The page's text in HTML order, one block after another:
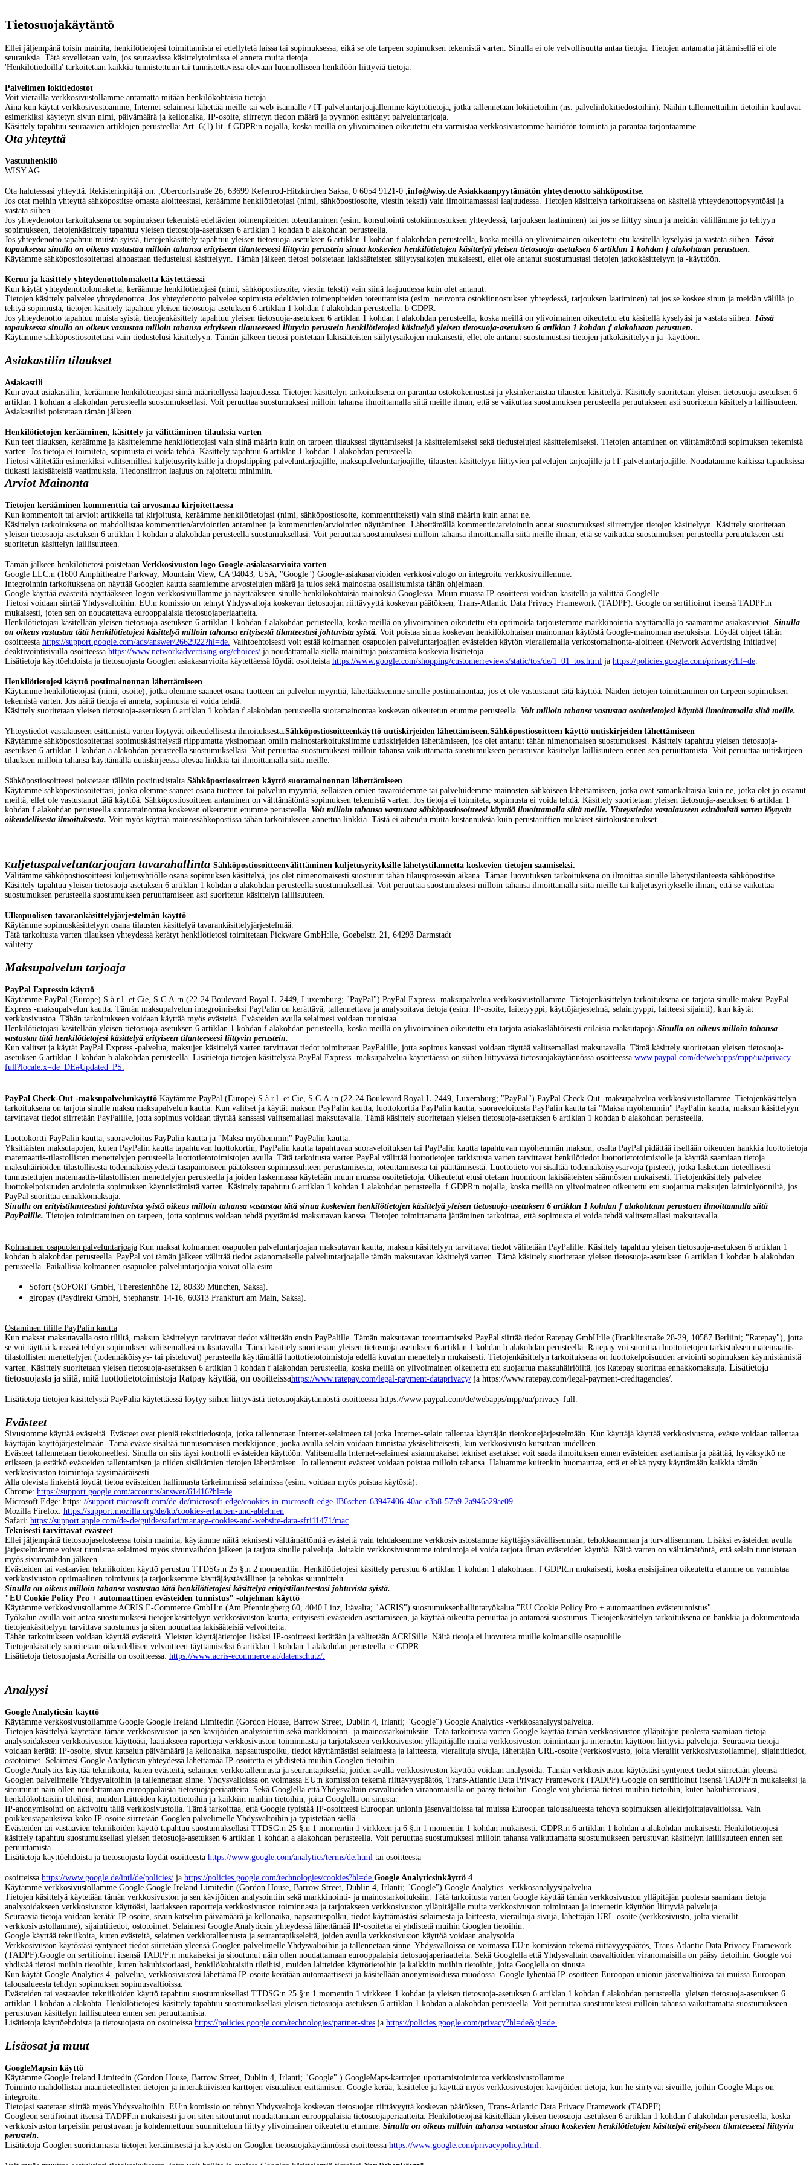
Tietosuojakäytäntö
Ellei jäljempänä toisin mainita, henkilötietojesi toimittamista ei edellytetä laissa tai sopimuksessa, eikä se ole tarpeen sopimuksen tekemistä varten. Sinulla ei ole velvollisuutta antaa tietoja. Tietojen antamatta jättämisellä ei ole
seurauksia. Tätä sovelletaan vain, jos seuraavissa käsittelytoimissa ei anneta muita tietoja.
'Henkilötiedoilla' tarkoitetaan kaikkia tunnistettuun tai tunnistettavissa olevaan luonnolliseen henkilöön liittyviä tietoja.
Palvelimen lokitiedostot
Voit vierailla verkkosivustollamme antamatta mitään henkilökohtaisia tietoja.
Aina kun käytät verkkosivustoamme, Internet-selaimesi lähettää meille tai web-isännälle / IT-palveluntarjoajallemme käyttötietoja, jotka tallennetaan lokitietoihin (ns. palvelinlokitiedostoihin). Näihin tallennettuihin tietoihin kuuluvat
esimerkiksi käytetyn sivun nimi, päivämäärä ja kellonaika, IP-osoite, siirretyn tiedon määrä ja pyynnön esittänyt palveluntarjoaja.
Käsittely tapahtuu seuraavien artiklojen perusteella: Art. 6(1) lit. f GDPR:n nojalla, koska meillä on ylivoimainen oikeutettu etu varmistaa verkkosivustomme häiriötön toiminta ja parantaa tarjontaamme.
Ota yhteyttä
Vastuuhenkilö
WISY AG
Ota halutessasi yhteyttä. Rekisterinpitäjä on: ,Oberdorfstraße 26, 63699 Kefenrod-Hitzkirchen Saksa, 0 6054 9121-0 ,info@wisy.de Asiakkaanpyytämätön yhteydenotto sähköpostitse.
Jos otat meihin yhteyttä sähköpostitse omasta aloitteestasi, keräämme henkilötietojasi (nimi, sähköpostiosoite, viestin teksti) vain ilmoittamassasi laajuudessa. Tietojen käsittelyn tarkoituksena on käsitellä yhteydenottopyyntöäsi ja
vastata siihen.
Jos yhteydenoton tarkoituksena on sopimuksen tekemistä edeltävien toimenpiteiden toteuttaminen (esim. konsultointi ostokiinnostuksen yhteydessä, tarjouksen laatiminen) tai jos se liittyy sinun ja meidän välillämme jo tehtyyn
sopimukseen, tietojenkäsittely tapahtuu yleisen tietosuoja-asetuksen 6 artiklan 1 kohdan b alakohdan perusteella.
Jos yhteydenotto tapahtuu muista syistä, tietojenkäsittely tapahtuu yleisen tietosuoja-asetuksen 6 artiklan 1 kohdan f alakohdan perusteella, koska meillä on ylivoimainen oikeutettu etu käsitellä kyselyäsi ja vastata siihen. Tässä
tapauksessa sinulla on oikeus vastustaa milloin tahansa erityiseen tilanteeseesi liittyvin perustein sinua koskevien henkilötietojen käsittelyä yleisen tietosuoja-asetuksen 6 artiklan 1 kohdan f alakohtaan perustuen.
Käytämme sähköpostiosoitettasi ainoastaan tiedustelusi käsittelyyn. Tämän jälkeen tietosi poistetaan lakisääteisten säilytysaikojen mukaisesti, ellet ole antanut suostumustasi tietojen jatkokäsittelyyn ja -käyttöön.
Keruu ja käsittely yhteydenottolomaketta käytettäessä
Kun käytät yhteydenottolomaketta, keräämme henkilötietojasi (nimi, sähköpostiosoite, viestin teksti) vain siinä laajuudessa kuin olet antanut.
Tietojen käsittely palvelee yhteydenottoa. Jos yhteydenotto palvelee sopimusta edeltävien toimenpiteiden toteuttamista (esim. neuvonta ostokiinnostuksen yhteydessä, tarjouksen laatiminen) tai jos se koskee sinun ja meidän välillä jo
tehtyä sopimusta, tietojen käsittely tapahtuu yleisen tietosuoja-asetuksen 6 artiklan 1 kohdan f alakohdan perusteella. b GDPR.
Jos yhteydenotto tapahtuu muista syistä, tietojenkäsittely tapahtuu yleisen tietosuoja-asetuksen 6 artiklan 1 kohdan f alakohdan perusteella, koska meillä on ylivoimainen oikeutettu etu käsitellä kyselyäsi ja vastata siihen. Tässä
tapauksessa sinulla on oikeus vastustaa milloin tahansa erityiseen tilanteeseesi liittyvin perustein henkilötietojesi käsittelyä yleisen tietosuoja-asetuksen 6 artiklan 1 kohdan f alakohtaan perustuen.
Käytämme sähköpostiosoitettasi vain tiedustelusi käsittelyyn. Tämän jälkeen tietosi poistetaan lakisääteisten säilytysaikojen mukaisesti, ellet ole antanut suostumustasi tietojen jatkokäsittelyyn ja -käyttöön.
Asiakastilin tilaukset
Asiakastili
Kun avaat asiakastilin, keräämme henkilötietojasi siinä määritellyssä laajuudessa. Tietojen käsittelyn tarkoituksena on parantaa ostokokemustasi ja yksinkertaistaa tilausten käsittelyä. Käsittely suoritetaan yleisen tietosuoja-asetuksen 6
artiklan 1 kohdan a alakohdan perusteella suostumuksellasi. Voit peruuttaa suostumuksesi milloin tahansa ilmoittamalla siitä meille ilman, että se vaikuttaa suostumuksen perusteella peruutukseen asti suoritetun käsittelyn laillisuuteen.
Asiakastilisi poistetaan tämän jälkeen.
Henkilötietojen kerääminen, käsittely ja välittäminen tilauksia varten
Kun teet tilauksen, keräämme ja käsittelemme henkilötietojasi vain siinä määrin kuin on tarpeen tilauksesi täyttämiseksi ja käsittelemiseksi sekä tiedustelujesi käsittelemiseksi. Tietojen antaminen on välttämätöntä sopimuksen tekemistä
varten. Jos tietoja ei toimiteta, sopimusta ei voida tehdä. Käsittely tapahtuu 6 artiklan 1 kohdan 1 alakohdan perusteella.
Tietosi välitetään esimerkiksi valitsemillesi kuljetusyrityksille ja dropshipping-palveluntarjoajille, maksupalveluntarjoajille, tilausten käsittelyyn liittyvien palvelujen tarjoajille ja IT-palveluntarjoajille. Noudatamme kaikissa tapauksissa
tiukasti lakisääteisiä vaatimuksia. Tiedonsiirron laajuus on rajoitettu minimiin.
Arviot Mainonta
Tietojen kerääminen kommenttia tai arvosanaa kirjoitettaessa
Kun kommentoit tai arvioit artikkelia tai kirjoitusta, keräämme henkilötietojasi (nimi, sähköpostiosoite, kommenttiteksti) vain siinä määrin kuin annat ne.
Käsittelyn tarkoituksena on mahdollistaa kommenttien/arviointien antaminen ja kommenttien/arviointien näyttäminen. Lähettämällä kommentin/arvioinnin annat suostumuksesi siirrettyjen tietojen käsittelyyn. Käsittely suoritetaan
yleisen tietosuoja-asetuksen 6 artiklan 1 kohdan a alakohdan perusteella suostumuksellasi. Voit peruuttaa suostumuksesi milloin tahansa ilmoittamalla siitä meille ilman, että se vaikuttaa suostumuksen perusteella peruutukseen asti
suoritetun käsittelyn laillisuuteen.
Tämän jälkeen henkilötietosi poistetaan.Verkkosivuston logo Google-asiakasarvioita varten.
Google LLC:n (1600 Amphitheatre Parkway, Mountain View, CA 94043, USA; "Google") Google-asiakasarvioiden verkkosivulogo on integroitu verkkosivuillemme.
Integroinnin tarkoituksena on näyttää Googlen kautta saamiemme arvostelujen määrä ja tulos sekä mainostaa osallistumista tähän ohjelmaan.
Google käyttää evästeitä näyttääkseen logon verkkosivuillamme ja näyttääkseen sinulle henkilökohtaisia mainoksia Googlessa. Muun muassa IP-osoitteesi voidaan käsitellä ja välittää Googlelle.
Tietosi voidaan siirtää Yhdysvaltoihin. EU:n komissio on tehnyt Yhdysvaltoja koskevan tietosuojan riittävyyttä koskevan päätöksen, Trans-Atlantic Data Privacy Framework (TADPF). Google on sertifioinut itsensä TADPF:n
mukaisesti, joten sen on noudatettava eurooppalaisia tietosuojaperiaatteita.
Henkilötietojasi käsitellään yleisen tietosuoja-asetuksen 6 artiklan 1 kohdan f alakohdan perusteella, koska meillä on ylivoimainen oikeutettu etu optimoida tarjoustemme markkinointia näyttämällä jo saamamme asiakasarviot. Sinulla
on oikeus vastustaa tätä henkilötietojesi käsittelyä milloin tahansa erityisestä tilanteestasi johtuvista syistä. Voit poistaa sinua koskevan henkilökohtaisen mainonnan käytöstä Google-mainonnan asetuksista. Löydät ohjeet tähän
osoitteesta https://support.google.com/ads/answer/2662922?hl=de. Vaihtoehtoisesti voit estää kolmannen osapuolen palveluntarjoajien evästeiden käytön vierailemalla verkostomainonta-aloitteen (Network Advertising Initiative)
deaktivointisivulla osoitteessa https://www.networkadvertising.org/choices/ ja noudattamalla siellä mainittuja poistamista koskevia lisätietoja.
Lisätietoja käyttöehdoista ja tietosuojasta Googlen asiakasarvioita käytettäessä löydät osoitteista https://www.google.com/shopping/customerreviews/static/tos/de/1_01_tos.html ja https://policies.google.com/privacy?hl=de.
Henkilötietojesi käyttö postimainonnan lähettämiseen
Käytämme henkilötietojasi (nimi, osoite), jotka olemme saaneet osana tuotteen tai palvelun myyntiä, lähettääksemme sinulle postimainontaa, jos et ole vastustanut tätä käyttöä. Näiden tietojen toimittaminen on tarpeen sopimuksen
tekemistä varten. Jos näitä tietoja ei anneta, sopimusta ei voida tehdä.
Käsittely suoritetaan yleisen tietosuoja-asetuksen 6 artiklan 1 kohdan f alakohdan perusteella suoramainontaa koskevan oikeutetun etumme perusteella. Voit milloin tahansa vastustaa osoitetietojesi käyttöä ilmoittamalla siitä meille.
Yhteystiedot vastalauseen esittämistä varten löytyvät oikeudellisesta ilmoituksesta.Sähköpostiosoitteenkäyttö uutiskirjeiden lähettämiseen.Sähköpostiosoitteen käyttö uutiskirjeiden lähettämiseen
Käytämme sähköpostiosoitettasi sopimuskäsittelystä riippumatta yksinomaan omiin mainostarkoituksiimme uutiskirjeiden lähettämiseen, jos olet antanut tähän nimenomaisen suostumuksesi. Käsittely tapahtuu yleisen tietosuoja-
asetuksen 6 artiklan 1 kohdan a alakohdan perusteella suostumuksellasi. Voit peruuttaa suostumuksesi milloin tahansa vaikuttamatta suostumukseen perustuvan käsittelyn laillisuuteen ennen sen peruuttamista. Voit peruuttaa uutiskirjeen
tilauksen milloin tahansa käyttämällä uutiskirjeessä olevaa linkkiä tai ilmoittamalla siitä meille.
Sähköpostiosoitteesi poistetaan tällöin postituslistalta.Sähköpostiosoitteen käyttö suoramainonnan lähettämiseen
Käytämme sähköpostiosoitettasi, jonka olemme saaneet osana tuotteen tai palvelun myyntiä, sellaisten omien tavaroidemme tai palveluidemme mainosten sähköiseen lähettämiseen, jotka ovat samankaltaisia kuin ne, jotka olet jo ostanut
meiltä, ellet ole vastustanut tätä käyttöä. Sähköpostiosoitteen antaminen on välttämätöntä sopimuksen tekemistä varten. Jos tietoja ei toimiteta, sopimusta ei voida tehdä. Käsittely suoritetaan yleisen tietosuoja-asetuksen 6 artiklan 1
kohdan f alakohdan perusteella suoramainontaa koskevan oikeutetun etumme perusteella. Voit milloin tahansa vastustaa sähköpostiosoitteesi käyttöä ilmoittamalla siitä meille. Yhteystiedot vastalauseen esittämistä varten löytyvät
oikeudellisesta ilmoituksesta. Voit myös käyttää mainossähköpostissa tähän tarkoitukseen annettua linkkiä. Tästä ei aiheudu muita kustannuksia kuin perustariffien mukaiset siirtokustannukset.
Kuljetuspalveluntarjoajan tavarahallinta Sähköpostiosoitteenvälittäminen kuljetusyrityksille lähetystilannetta koskevien tietojen saamiseksi.
Välitämme sähköpostiosoitteesi kuljetusyhtiölle osana sopimuksen käsittelyä, jos olet nimenomaisesti suostunut tähän tilausprosessin aikana. Tämän luovutuksen tarkoituksena on ilmoittaa sinulle lähetystilanteesta sähköpostitse.
Käsittely tapahtuu yleisen tietosuoja-asetuksen 6 artiklan 1 kohdan a alakohdan perusteella suostumuksellasi. Voit peruuttaa suostumuksesi milloin tahansa ilmoittamalla siitä meille tai kuljetusyritykselle ilman, että se vaikuttaa
suostumuksen perusteella suostumuksen peruuttamiseen asti suoritetun käsittelyn laillisuuteen.
Ulkopuolisen tavarankäsittelyjärjestelmän käyttö
Käytämme sopimuskäsittelyyn osana tilausten käsittelyä tavarankäsittelyjärjestelmää.
Tätä tarkoitusta varten tilauksen yhteydessä kerätyt henkilötietosi toimitetaan Pickware GmbH:lle, Goebelstr. 21, 64293 Darmstadt
välitetty.
Maksupalvelun tarjoaja
PayPal Expressin käyttö
Käytämme PayPal (Europe) S.à.r.l. et Cie, S.C.A.:n (22-24 Boulevard Royal L-2449, Luxemburg; "PayPal") PayPal Express -maksupalvelua verkkosivustollamme. Tietojenkäsittelyn tarkoituksena on tarjota sinulle maksu PayPal
Express -maksupalvelun kautta. Tämän maksupalvelun integroimiseksi PayPalin on kerättävä, tallennettava ja analysoitava tietoja (esim. IP-osoite, laitetyyppi, käyttöjärjestelmä, selaintyyppi, laitteesi sijainti), kun käytät
verkkosivustoa. Tähän tarkoitukseen voidaan käyttää myös evästeitä. Evästeiden avulla selaimesi voidaan tunnistaa.
Henkilötietojasi käsitellään yleisen tietosuoja-asetuksen 6 artiklan 1 kohdan f alakohdan perusteella, koska meillä on ylivoimainen oikeutettu etu tarjota asiakaslähtöisesti erilaisia maksutapoja.Sinulla on oikeus milloin tahansa
vastustaa tätä henkilötietojesi käsittelyä erityiseen tilanteeseesi liittyvin perustein.
Kun valitset ja käytät PayPal Express -palvelua, maksujen käsittelyä varten tarvittavat tiedot toimitetaan PayPalille, jotta sopimus kanssasi voidaan täyttää valitsemallasi maksutavalla. Tämä käsittely suoritetaan yleisen tietosuoja-
asetuksen 6 artiklan 1 kohdan b alakohdan perusteella. Lisätietoja tietojen käsittelystä PayPal Express -maksupalvelua käytettäessä on siihen liittyvässä tietosuojakäytännössä osoitteessa www.paypal.com/de/webapps/mpp/ua/privacy-
full?locale.x=de_DE#Updated_PS.
PayPal Check-Out -maksupalvelunkäyttö Käytämme PayPal (Europe) S.à.r.l. et Cie, S.C.A.:n (22-24 Boulevard Royal L-2449, Luxemburg; "PayPal") PayPal Check-Out -maksupalvelua verkkosivustollamme. Tietojenkäsittelyn
tarkoituksena on tarjota sinulle maksu maksupalvelun kautta. Kun valitset ja käytät maksun PayPalin kautta, luottokorttia PayPalin kautta, suoraveloitusta PayPalin kautta tai "Maksa myöhemmin" PayPalin kautta, maksun käsittelyyn
tarvittavat tiedot siirretään PayPalille, jotta sopimus voidaan täyttää kanssasi valitsemallasi maksutavalla. Tämä käsittely suoritetaan yleisen tietosuoja-asetuksen 6 artiklan 1 kohdan b alakohdan perusteella.
Luottokortti PayPalin kautta, suoraveloitus PayPalin kautta ja "Maksa myöhemmin" PayPalin kautta.
Yksittäisten maksutapojen, kuten PayPalin kautta tapahtuvan luottokortin, PayPalin kautta tapahtuvan suoraveloituksen tai PayPalin kautta tapahtuvan myöhemmän maksun, osalta PayPal pidättää itsellään oikeuden hankkia luottotietoja
matemaattis-tilastollisten menettelyjen perusteella luottotietotoimistojen avulla. Tätä tarkoitusta varten PayPal välittää luottotietojen tarkistusta varten tarvittavat henkilötiedot luottotietotoimistolle ja käyttää saamiaan tietoja
maksuhäiriöiden tilastollisesta todennäköisyydestä tasapainoiseen päätökseen sopimussuhteen perustamisesta, toteuttamisesta tai päättämisestä. Luottotieto voi sisältää todennäköisyysarvoja (pisteet), jotka lasketaan tieteellisesti
tunnustettujen matemaattis-tilastollisten menettelyjen perusteella ja joiden laskennassa käytetään muun muassa osoitetietoja. Oikeutetut etusi otetaan huomioon lakisääteisten säännösten mukaisesti. Tietojenkäsittely palvelee
luottokelpoisuuden arviointia sopimuksen käynnistämistä varten. Käsittely tapahtuu 6 artiklan 1 kohdan 1 alakohdan perusteella. f GDPR:n nojalla, koska meillä on ylivoimainen oikeutettu etu suojautua maksujen laiminlyönniltä, jos
PayPal suorittaa ennakkomaksuja.
Sinulla on erityistilanteestasi johtuvista syistä oikeus milloin tahansa vastustaa tätä sinua koskevien henkilötietojen käsittelyä yleisen tietosuoja-asetuksen 6 artiklan 1 kohdan f alakohtaan perustuen ilmoittamalla siitä
PayPalille. Tietojen toimittaminen on tarpeen, jotta sopimus voidaan tehdä pyytämäsi maksutavan kanssa. Tietojen toimittamatta jättäminen tarkoittaa, että sopimusta ei voida tehdä valitsemallasi maksutavalla.
Kolmannen osapuolen palveluntarjoaja Kun maksat kolmannen osapuolen palveluntarjoajan maksutavan kautta, maksun käsittelyyn tarvittavat tiedot välitetään PayPalille. Käsittely tapahtuu yleisen tietosuoja-asetuksen 6 artiklan 1
kohdan b alakohdan perusteella. PayPal voi tämän jälkeen välittää tiedot asianomaiselle palveluntarjoajalle tämän maksutavan käsittelyä varten. Tämä käsittely suoritetaan yleisen tietosuoja-asetuksen 6 artiklan 1 kohdan b alakohdan
perusteella. Paikallisia kolmannen osapuolen palveluntarjoajia voivat olla esim.
Sofort (SOFORT GmbH, Theresienhöhe 12, 80339 München, Saksa).
giropay (Paydirekt GmbH, Stephanstr. 14-16, 60313 Frankfurt am Main, Saksa).
Ostaminen tilille PayPalin kautta
Kun maksat maksutavalla osto tililtä, maksun käsittelyyn tarvittavat tiedot välitetään ensin PayPalille. Tämän maksutavan toteuttamiseksi PayPal siirtää tiedot Ratepay GmbH:lle (Franklinstraße 28-29, 10587 Berliini; "Ratepay"), jotta
se voi täyttää kanssasi tehdyn sopimuksen valitsemallasi maksutavalla. Tämä käsittely suoritetaan yleisen tietosuoja-asetuksen 6 artiklan 1 kohdan b alakohdan perusteella. Ratepay voi suorittaa luottotietojen tarkistuksen matemaattis-
tilastollisten menettelyjen (todennäköisyys- tai pisteluvut) perusteella käyttämällä luottotietotoimistoja edellä kuvatun menettelyn mukaisesti. Tietojenkäsittelyn tarkoituksena on luottokelpoisuuden arviointi sopimuksen käynnistämistä
varten. Käsittely suoritetaan yleisen tietosuoja-asetuksen 6 artiklan 1 kohdan f alakohdan perusteella, koska meillä on ylivoimainen oikeutettu etu suojautua maksuhäiriöiltä, jos Ratepay suorittaa ennakkomaksuja. Lisätietoja
tietosuojasta ja siitä, mitä luottotietotoimistoja Ratpay käyttää, on osoitteissahttps://www.ratepay.com/legal-payment-dataprivacy/ ja https://www.ratepay.com/legal-payment-creditagencies/.
Lisätietoja tietojen käsittelystä PayPalia käytettäessä löytyy siihen liittyvästä tietosuojakäytännöstä osoitteessa https://www.paypal.com/de/webapps/mpp/ua/privacy-full.
Evästeet
Sivustomme käyttää evästeitä. Evästeet ovat pieniä tekstitiedostoja, jotka tallennetaan Internet-selaimeen tai jotka Internet-selain tallentaa käyttäjän tietokonejärjestelmään. Kun käyttäjä käyttää verkkosivustoa, eväste voidaan tallentaa
käyttäjän käyttöjärjestelmään. Tämä eväste sisältää tunnusomaisen merkkijonon, jonka avulla selain voidaan tunnistaa yksiselitteisesti, kun verkkosivusto kutsutaan uudelleen.
Evästeet tallennetaan tietokoneellesi. Sinulla on siis täysi kontrolli evästeiden käyttöön. Valitsemalla Internet-selaimesi asianmukaiset tekniset asetukset voit saada ilmoituksen ennen evästeiden asettamista ja päättää, hyväksytkö ne
erikseen ja estätkö evästeiden tallentamisen ja niiden sisältämien tietojen lähettämisen. Jo tallennetut evästeet voidaan poistaa milloin tahansa. Haluamme kuitenkin huomauttaa, että et ehkä pysty käyttämään kaikkia tämän
verkkosivuston toimintoja täysimääräisesti.
Alla olevista linkeistä löydät tietoa evästeiden hallinnasta tärkeimmissä selaimissa (esim. voidaan myös poistaa käytöstä):
Chrome: https://support.google.com/accounts/answer/61416?hl=de
Microsoft Edge: https: //support.microsoft.com/de-de/microsoft-edge/cookies-in-microsoft-edge-lB6schen-63947406-40ac-c3b8-57b9-2a946a29ae09
Mozilla Firefox: https://support.mozilla.org/de/kb/cookies-erlauben-und-ablehnen
Safari: https://support.apple.com/de-de/guide/safari/manage-cookies-and-website-data-sfri11471/mac
Teknisesti tarvittavat evästeet
Ellei jäljempänä tietosuojaselosteessa toisin mainita, käytämme näitä teknisesti välttämättömiä evästeitä vain tehdaksemme verkkosivustostamme käyttäjäystävällisemmän, tehokkaamman ja turvallisemman. Lisäksi evästeiden avulla
järjestelmämme voivat tunnistaa selaimesi myös sivunvaihdon jälkeen ja tarjota sinulle palveluja. Joitakin verkkosivustomme toimintoja ei voida tarjota ilman evästeiden käyttöä. Näitä varten on välttämätöntä, että selain tunnistetaan
myös sivunvaihdon jälkeen.
Evästeiden tai vastaavien tekniikoiden käyttö perustuu TTDSG:n 25 §:n 2 momenttiin. Henkilötietojesi käsittely perustuu 6 artiklan 1 kohdan 1 alakohtaan. f GDPR:n mukaisesti, koska ensisijainen oikeutettu etumme on varmistaa
verkkosivuston optimaalinen toimivuus ja tarjouksemme käyttäjäystävällinen ja tehokas suunnittelu.
Sinulla on oikeus milloin tahansa vastustaa tätä henkilötietojesi käsittelyä erityistilanteestasi johtuvista syistä.
"EU Cookie Policy Pro + automaattinen evästeiden tunnistus" -ohjelman käyttö
Käytämme verkkosivustollamme ACRIS E-Commerce GmbH:n (Am Pfenningberg 60, 4040 Linz, Itävalta; "ACRIS") suostumuksenhallintatyökalua "EU Cookie Policy Pro + automaattinen evästetunnistus".
Työkalun avulla voit antaa suostumuksesi tietojenkäsittelyyn verkkosivuston kautta, erityisesti evästeiden asettamiseen, ja käyttää oikeutta peruuttaa jo antamasi suostumus. Tietojenkäsittelyn tarkoituksena on hankkia ja dokumentoida
tietojenkäsittelyyn tarvittava suostumus ja siten noudattaa lakisääteisiä velvoitteita.
Tähän tarkoitukseen voidaan käyttää evästeitä. Yleisten käyttäjätietojen lisäksi IP-osoitteesi kerätään ja välitetään ACRISille. Näitä tietoja ei luovuteta muille kolmansille osapuolille.
Tietojenkäsittely suoritetaan oikeudellisen velvoitteen täyttämiseksi 6 artiklan 1 kohdan 1 alakohdan perusteella. c GDPR.
Lisätietoja tietosuojasta Acrisilla on osoitteessa: https://www.acris-ecommerce.at/datenschutz/.
Analyysi
Google Analyticsin käyttö
Käytämme verkkosivustollamme Google Google Ireland Limitedin (Gordon House, Barrow Street, Dublin 4, Irlanti; "Google") Google Analytics -verkkosanalyysipalvelua.
Tietojen käsittelyä käytetään tämän verkkosivuston ja sen kävijöiden analysointiin sekä markkinointi- ja mainostarkoituksiin. Tätä tarkoitusta varten Google käyttää tämän verkkosivuston ylläpitäjän puolesta saamiaan tietoja
analysoidakseen verkkosivuston käyttöäsi, laatiakseen raportteja verkkosivuston toiminnasta ja tarjotakseen verkkosivuston ylläpitäjälle muita verkkosivuston toimintaan ja internetin käyttöön liittyviä palveluja. Seuraavia tietoja
voidaan kerätä: IP-osoite, sivun katselun päivämäärä ja kellonaika, napsautuspolku, tiedot käyttämästäsi selaimesta ja laitteesta, vierailtuja sivuja, lähettäjän URL-osoite (verkkosivusto, jolta vierailit verkkosivustollamme), sijaintitiedot,
ostotoimet. Selaimesi Google Analyticsin yhteydessä lähettämää IP-osoitetta ei yhdistetä muihin Googlen tietoihin.
Google Analytics käyttää tekniikoita, kuten evästeitä, selaimen verkkotallennusta ja seurantapikseliä, joiden avulla verkkosivuston käyttöä voidaan analysoida. Tämän verkkosivuston käytöstäsi syntyneet tiedot siirretään yleensä
Googlen palvelimelle Yhdysvaltoihin ja tallennetaan sinne. Yhdysvalloissa on voimassa EU:n komission tekemä riittävyyspäätös, Trans-Atlantic Data Privacy Framework (TADPF).Google on sertifioinut itsensä TADPF:n mukaiseksi ja
sitoutunut näin ollen noudattamaan eurooppalaisia tietosuojaperiaatteita. Sekä Googlella että Yhdysvaltain osavaltioiden viranomaisilla on pääsy tietoihin. Google voi yhdistää tietosi muihin tietoihin, kuten hakuhistoriaasi,
henkilökohtaisiin tileihisi, muiden laitteiden käyttötietoihin ja kaikkiin muihin tietoihin, joita Googlella on sinusta.
IP-anonymisointi on aktivoitu tällä verkkosivustolla. Tämä tarkoittaa, että Google typistää IP-osoitteesi Euroopan unionin jäsenvaltioissa tai muissa Euroopan talousalueesta tehdyn sopimuksen allekirjoittajavaltioissa. Vain
poikkeustapauksissa koko IP-osoite siirretään Googlen palvelimelle Yhdysvaltoihin ja typistetään siellä.
Evästeiden tai vastaavien tekniikoiden käyttö tapahtuu suostumuksellasi TTDSG:n 25 §:n 1 momentin 1 virkkeen ja 6 §:n 1 momentin 1 kohdan mukaisesti. GDPR:n 6 artiklan 1 kohdan a alakohdan mukaisesti. Henkilötietojesi
käsittely tapahtuu suostumuksellasi yleisen tietosuoja-asetuksen 6 artiklan 1 kohdan a alakohdan perusteella. Voit peruuttaa suostumuksesi milloin tahansa vaikuttamatta suostumukseen perustuvan käsittelyn laillisuuteen ennen sen
peruuttamista.
Lisätietoja käyttöehdoista ja tietosuojasta löydät osoitteesta https://www.google.com/analytics/terms/de.html tai osoitteesta
osoitteissa https://www.google.de/intl/de/policies/ ja https://policies.google.com/technologies/cookies?hl=de.Google Analyticsinkäyttö 4
Käytämme verkkosivustollamme Google Google Ireland Limitedin (Gordon House, Barrow Street, Dublin 4, Irlanti; "Google") Google Analytics -verkkosanalyysipalvelua.
Tietojen käsittelyä käytetään tämän verkkosivuston ja sen kävijöiden analysointiin sekä markkinointi- ja mainostarkoituksiin. Tätä tarkoitusta varten Google käyttää tämän verkkosivuston ylläpitäjän puolesta saamiaan tietoja
analysoidakseen verkkosivuston käyttöäsi, laatiakseen raportteja verkkosivuston toiminnasta ja tarjotakseen verkkosivuston ylläpitäjälle muita verkkosivuston toimintaan ja internetin käyttöön liittyviä palveluja.
Seuraavia tietoja voidaan kerätä: IP-osoite, sivun katselun päivämäärä ja kellonaika, napsautuspolku, tiedot käyttämästäsi selaimesta ja laitteesta, vierailtuja sivuja, lähettäjän URL-osoite (verkkosivusto, jolta vierailit
verkkosivustollamme), sijaintitiedot, ostotoimet. Selaimesi Google Analyticsin yhteydessä lähettämää IP-osoitetta ei yhdistetä muihin Googlen tietoihin.
Google käyttää tekniikoita, kuten evästeitä, selaimen verkkotallennusta ja seurantapikseleitä, joiden avulla verkkosivuston käyttöä voidaan analysoida.
Verkkosivuston käytöstäsi syntyneet tiedot siirretään yleensä Googlen palvelimelle Yhdysvaltoihin ja tallennetaan sinne. Yhdysvalloissa on voimassa EU:n komission tekemä riittävyyspäätös, Trans-Atlantic Data Privacy Framework
(TADPF).Google on sertifioinut itsensä TADPF:n mukaiseksi ja sitoutunut näin ollen noudattamaan eurooppalaisia tietosuojaperiaatteita. Sekä Googlella että Yhdysvaltain osavaltioiden viranomaisilla on pääsy tietoihin. Google voi
yhdistää tietosi muihin tietoihin, kuten hakuhistoriaasi, henkilökohtaisiin tileihisi, muiden laitteiden käyttötietoihin ja kaikkiin muihin tietoihin, joita Googlella on sinusta.
Kun käytät Google Analytics 4 -palvelua, verkkosivustosi lähettämä IP-osoite kerätään automaattisesti ja käsitellään anonymisoidussa muodossa. Google lyhentää IP-osoitteen Euroopan unionin jäsenvaltioissa tai muissa Euroopan
talousalueesta tehdyn sopimuksen sopimusvaltioissa.
Evästeiden tai vastaavien tekniikoiden käyttö tapahtuu suostumuksellasi TTDSG:n 25 §:n 1 momentin 1 virkkeen 1 kohdan ja yleisen tietosuoja-asetuksen 6 artiklan 1 kohdan f alakohdan perusteella. yleisen tietosuoja-asetuksen 6
artiklan 1 kohdan a alakohta. Henkilötietojesi käsittely tapahtuu suostumuksellasi yleisen tietosuoja-asetuksen 6 artiklan 1 kohdan a alakohdan perusteella. Voit peruuttaa suostumuksesi milloin tahansa vaikuttamatta suostumukseen
perustuvan käsittelyn laillisuuteen ennen sen peruuttamista.
Lisätietoja käyttöehdoista ja tietosuojasta on osoitteissa https://policies.google.com/technologies/partner-sites ja https://policies.google.com/privacy?hl=de&gl=de.
Lisäosat ja muut
GoogleMapsin käyttö
Käytämme Google Ireland Limitedin (Gordon House, Barrow Street, Dublin 4, Irlanti; "Google" ) GoogleMaps-karttojen upottamistoimintoa verkkosivustollamme .
Toiminto mahdollistaa maantieteellisten tietojen ja interaktiivisten karttojen visuaalisen esittämisen. Google kerää, käsittelee ja käyttää myös verkkosivustojen kävijöiden tietoja, kun he siirtyvät sivuille, joihin Google Maps on
integroitu.
Tietojasi saatetaan siirtää myös Yhdysvaltoihin. EU:n komissio on tehnyt Yhdysvaltoja koskevan tietosuojan riittävyyttä koskevan päätöksen, Trans-Atlantic Data Privacy Framework (TADPF).
Googleon sertifioinut itsensä TADPF:n mukaisesti ja on siten sitoutunut noudattamaan eurooppalaisia tietosuojaperiaatteita. Henkilötietojasi käsitellään yleisen tietosuoja-asetuksen 6 artiklan 1 kohdan f alakohdan perusteella, koska
verkkosivuston tarpeisiin perustuvaan ja kohdennettuun suunnitteluun liittyy ylivoimainen oikeutettu etumme. Sinulla on oikeus milloin tahansa vastustaa sinua koskevien henkilötietojen käsittelyä erityiseen tilanteeseesi liittyvin
perustein.
Lisätietoja Googlen suorittamasta tietojen keräämisestä ja käytöstä on Googlen tietosuojakäytännössä osoitteessa https://www.google.com/privacypolicy.html.